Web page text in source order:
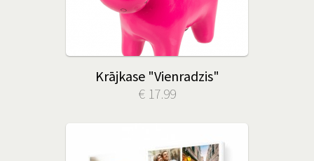
Krājkase "Vienradzis"
€ 17.99